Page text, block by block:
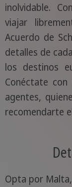
inolvidable.
viajar
Acuerdo de
detalles de
los destinos
Conéctate
agentes,
recomendarte
Opta por